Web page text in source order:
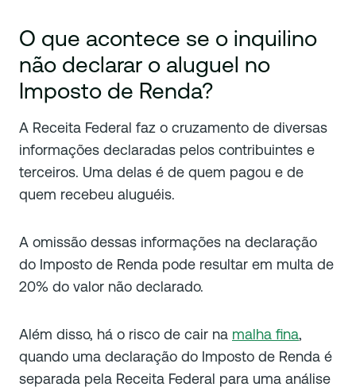
O que acontece se o inquilino
não declarar o aluguel no
Imposto de Renda?
A Receita Federal faz o cruzamento de diversas
informações declaradas pelos contribuintes e
terceiros. Uma delas é de quem pagou e de
quem recebeu aluguéis.
A omissão dessas informações na declaração
do Imposto de Renda pode resultar em multa de
20% do valor não declarado.
Além disso, há o risco de cair na malha fina,
quando uma declaração do Imposto de Renda é
separada pela Receita Federal para uma análise